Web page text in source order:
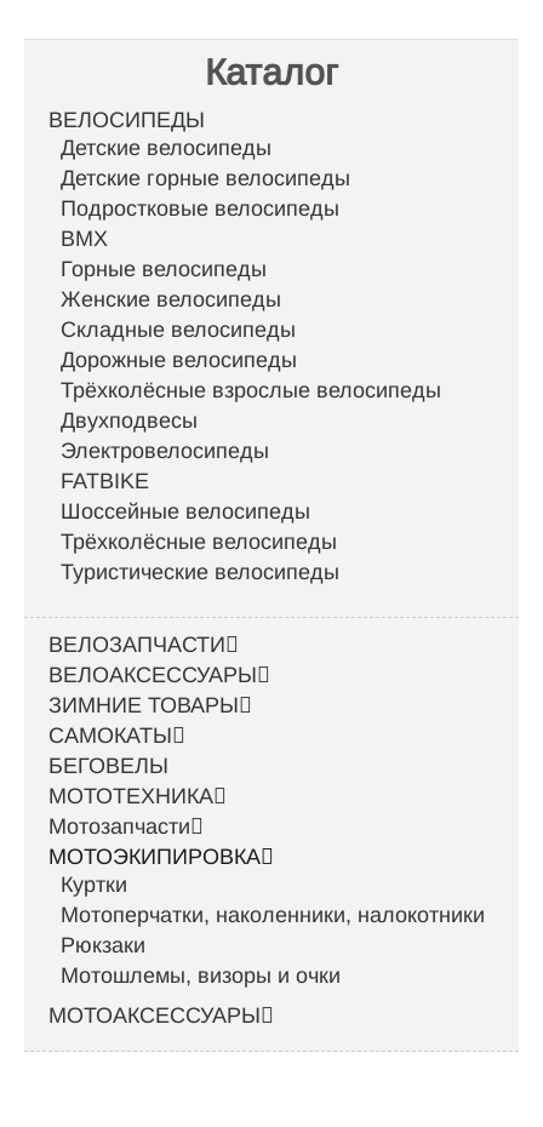
Каталог
ВЕЛОСИПЕДЫ
Детские велосипеды
Детские горные велосипеды
Подростковые велосипеды
BMX
Горные велосипеды
Женские велосипеды
Складные велосипеды
Дорожные велосипеды
Трёхколёсные взрослые велосипеды
Двухподвесы
Электровелосипеды
FATBIKE
Шоссейные велосипеды
Трёхколёсные велосипеды
Туристические велосипеды
ВЕЛОЗАПЧАСТИ
ВЕЛОАКСЕССУАРЫ
ЗИМНИЕ ТОВАРЫ
САМОКАТЫ
БЕГОВЕЛЫ
МОТОТЕХНИКА
Мотозапчасти
МОТОЭКИПИРОВКА
Куртки
Мотоперчатки, наколенники, налокотники
Рюкзаки
Мотошлемы, визоры и очки
МОТОАКСЕССУАРЫ